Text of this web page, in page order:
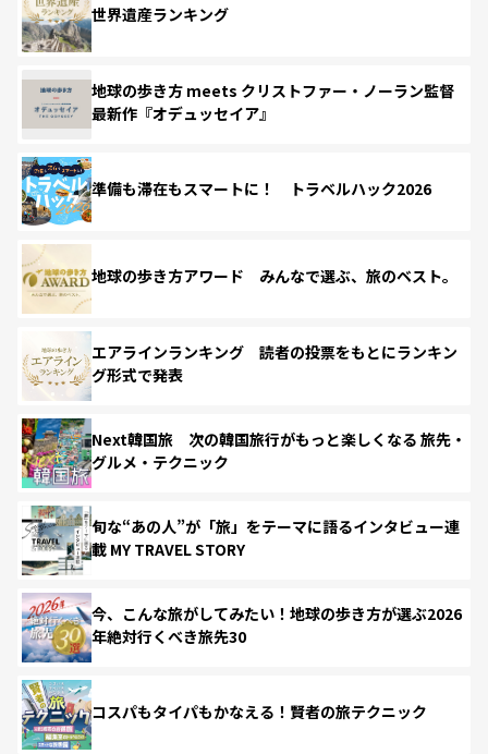
世界遺産ランキング
地球の歩き方 meets クリストファー・ノーラン監督
最新作『オデュッセイア』
準備も滞在もスマートに！ トラベルハック2026
地球の歩き方アワード みんなで選ぶ、旅のベスト。
エアラインランキング 読者の投票をもとにランキン
グ形式で発表
Next韓国旅 次の韓国旅行がもっと楽しくなる 旅先・
グルメ・テクニック
旬な“あの人”が「旅」をテーマに語るインタビュー連
載 MY TRAVEL STORY
今、こんな旅がしてみたい！地球の歩き方が選ぶ2026
年絶対行くべき旅先30
コスパもタイパもかなえる！賢者の旅テクニック